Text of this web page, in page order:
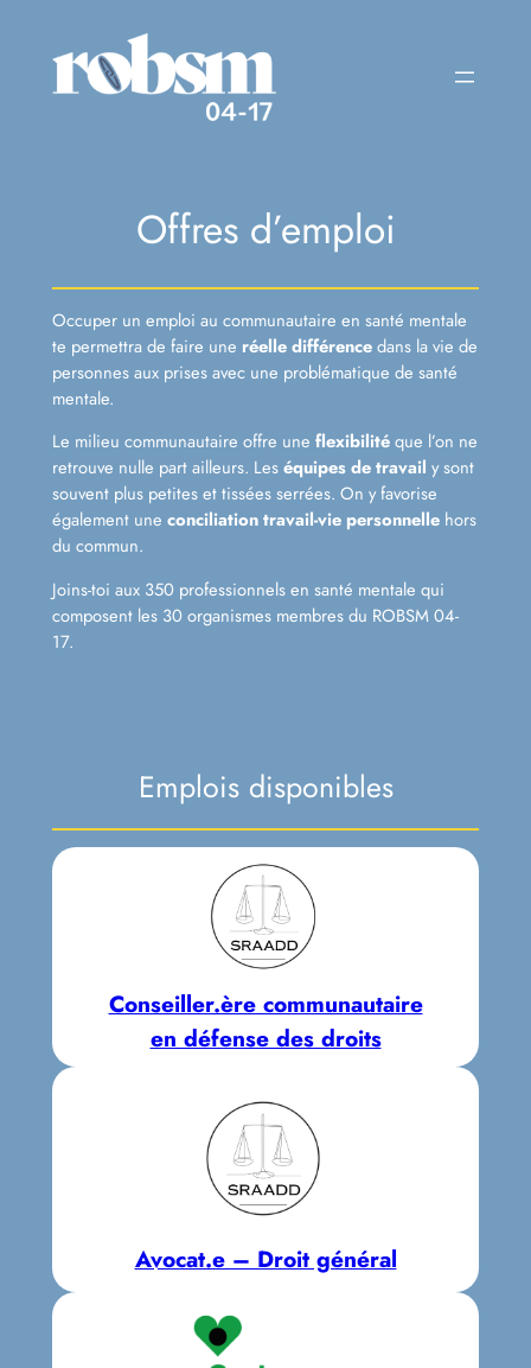
contenu
Offres d’emploi
Occuper un emploi au communautaire en santé mentale
te permettra de faire une réelle différencedans la vie de
personnes aux prises avec une problématique de santé
mentale.
Le milieu communautaire offre une flexibilitéque l’on ne
retrouve nulle part ailleurs. Leséquipes de travail y sont
souvent plus petites et tissées serrées. On y favorise
également une conciliation travail-vie personnellehors
du commun.
Joins-toi aux 350 professionnels en santé mentale qui
composent les 30 organismes membres du ROBSM 04-
17.
Emplois disponibles
Conseiller.ère communautaire
en défense des droits
Avocat.e – Droit général